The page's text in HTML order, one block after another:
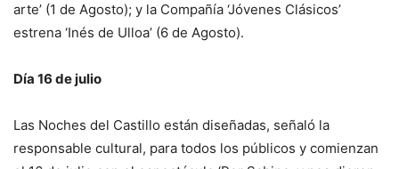
arte’ (1 de Agosto); y la Compañía ‘Jóvenes Clásicos’
estrena ‘Inés de Ulloa’ (6 de Agosto).
Día 16 de julio
Las Noches del Castillo están diseñadas, señaló la
responsable cultural, para todos los públicos y comienzan